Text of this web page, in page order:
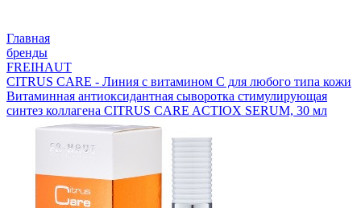
Главная
бренды
FREIHAUT
CITRUS CARE - Линия с витамином С для любого типа кожи
Витаминная антиоксидантная сыворотка стимулирующая
синтез коллагена CITRUS CARE ACTIOX SERUM, 30 мл